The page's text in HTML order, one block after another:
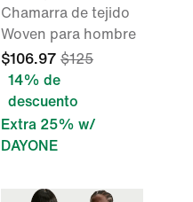
Chamarra de tejido
Woven para hombre
$106.97 $125
14% de
descuento
Extra 25% w/
DAYONE